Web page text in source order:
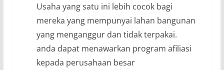
Usaha yang satu ini lebih cocok bagi
mereka yang mempunyai lahan bangunan
yang menganggur dan tidak terpakai.
anda dapat menawarkan program afiliasi
kepada perusahaan besar